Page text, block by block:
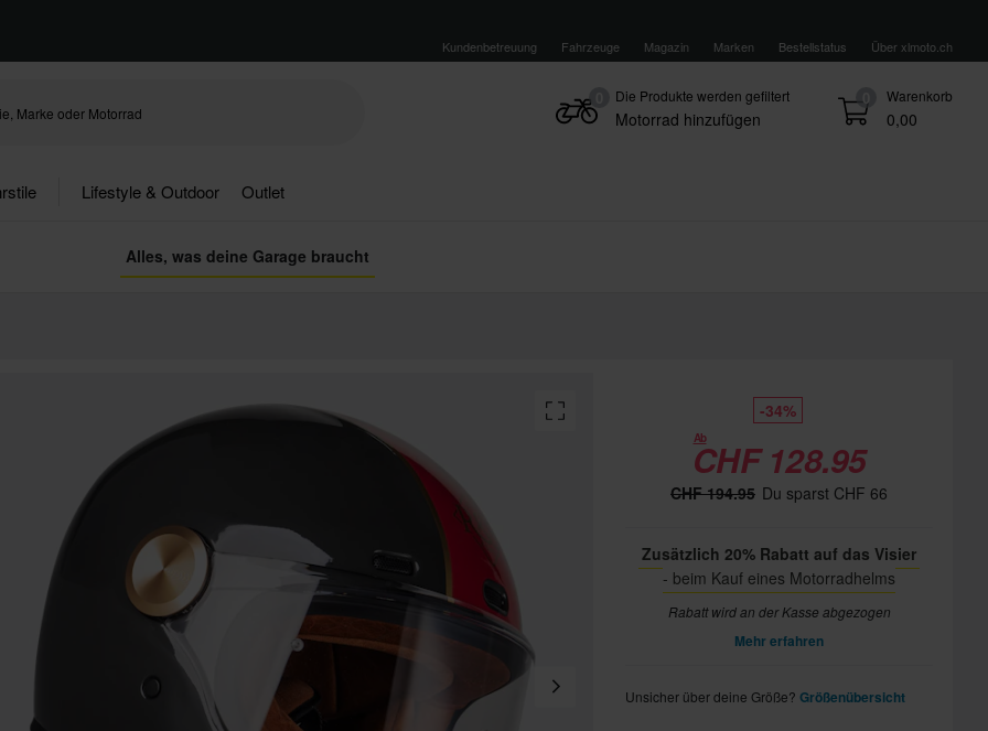
Kundenbetreuung Fahrzeuge Magazin Marken Bestellstatus Über xlmoto.ch
0 Warenkorb
0,00
Die Produkte werden gefiltert
Motorrad hinzufügen
Lifestyle & Outdoor Outlet
Alles, was deine Garage braucht
-34%
Ab
CHF 128.95
CHF 194.95 Du sparst CHF 66
Zusätzlich 20% Rabatt auf das Visier
- beim Kauf eines Motorradhelms
Rabatt wird an der Kasse abgezogen
Mehr erfahren
Unsicher über deine Größe? Größenübersicht